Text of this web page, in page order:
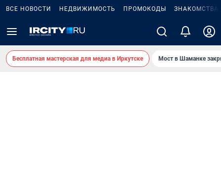
ВСЕ НОВОСТИ НЕДВИЖИМОСТЬ ПРОМОКОДЫ ЗНАКОМСТВА
Бесплатная мастерская для медиа в Иркутске Мост в Шаманке